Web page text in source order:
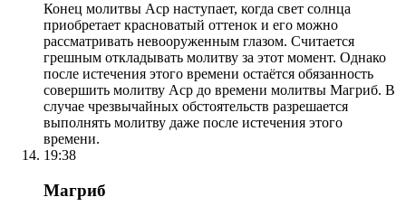
Конец молитвы Аср наступает, когда свет солнца
приобретает красноватый оттенок и его можно
рассматривать невооруженным глазом. Считается
грешным откладывать молитву за этот момент. Однако
после истечения этого времени остаётся обязанность
совершить молитву Аср до времени молитвы Магриб. В
случае чрезвычайных обстоятельств разрешается
выполнять молитву даже после истечения этого
времени.
19:38
Магриб